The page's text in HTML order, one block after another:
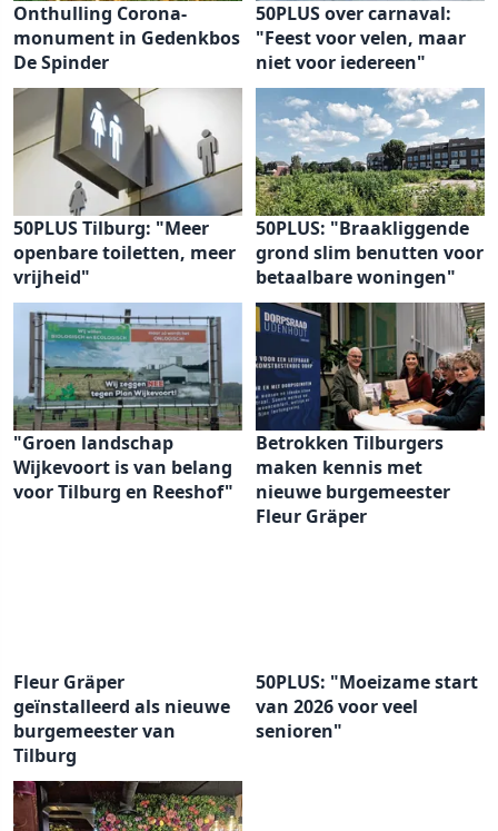
Onthulling Corona-
monument in Gedenkbos
De Spinder
50PLUS over carnaval:
"Feest voor velen, maar
niet voor iedereen"
50PLUS Tilburg: "Meer
openbare toiletten, meer
vrijheid"
50PLUS: "Braakliggende
grond slim benutten voor
betaalbare woningen"
"Groen landschap
Wijkevoort is van belang
voor Tilburg en Reeshof"
Betrokken Tilburgers
maken kennis met
nieuwe burgemeester
Fleur Gräper
Fleur Gräper
geïnstalleerd als nieuwe
burgemeester van
Tilburg
50PLUS: "Moeizame start
van 2026 voor veel
senioren"